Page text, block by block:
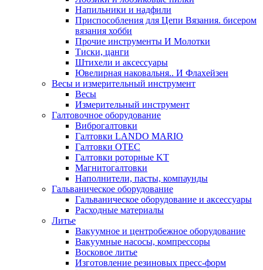
Напильники и надфили
Приспособления для Цепи Вязания. бисером
вязания хобби
Прочие инструменты И Молотки
Тиски, цанги
Штихели и аксессуары
Ювелирная наковальня.. И Флахейзен
Весы и измерительный инструмент
Весы
Измерительный инструмент
Галтовочное оборудование
Виброгалтовки
Галтовки LANDO MARIO
Галтовки OTEC
Галтовки роторные KT
Магнитогалтовки
Наполнители, пасты, компаунды
Гальваническое оборудование
Гальваническое оборудование и аксессуары
Расходные материалы
Литье
Вакуумное и центробежное оборудование
Вакуумные насосы, компрессоры
Восковое литье
Изготовление резиновых пресс-форм